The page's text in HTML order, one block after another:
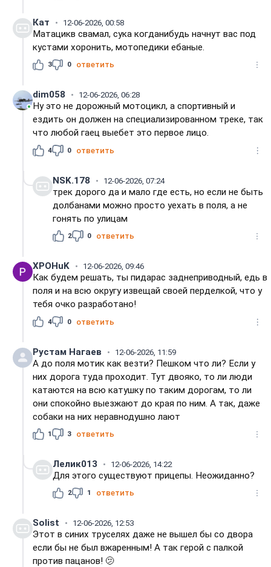
Кат 12-06-2026, 00:58
Матацикв свамал, сука когданибудь начнут вас под
кустами хоронить, мотопедики ебаные.
3 0 ответить
dim058 12-06-2026, 06:28
Ну это не дорожный мотоцикл, а спортивный и
ездить он должен на специализированном треке, так
что любой гаец выебет это первое лицо.
4 0 ответить
NSK.178 12-06-2026, 07:24
трек дорого да и мало где есть, но если не быть
долбанами можно просто уехать в поля, а не
гонять по улицам
2 0 ответить
XPOHuK 12-06-2026, 09:46
Как будем решать, ты пидарас заднеприводный, едь в
поля и на всю округу извещай своей перделкой, что у
тебя очко разработано!
4 0 ответить
Рустам Нагаев 12-06-2026, 11:59
А до поля мотик как везти? Пешком что ли? Если у
них дорога туда проходит. Тут двояко, то ли люди
катаются на всю катушку по таким дорогам, то ли
они спокойно выезжают до края по ним. А так, даже
собаки на них неравнодушно лают
1 3 ответить
Лелик013 12-06-2026, 14:22
Для этого существуют прицепы. Неожиданно?
2 1 ответить
Solist 12-06-2026, 12:53
Этот в синих труселях даже не вышел бы со двора
если бы не был вжаренным! А так герой с палкой
против пацанов! 🫤